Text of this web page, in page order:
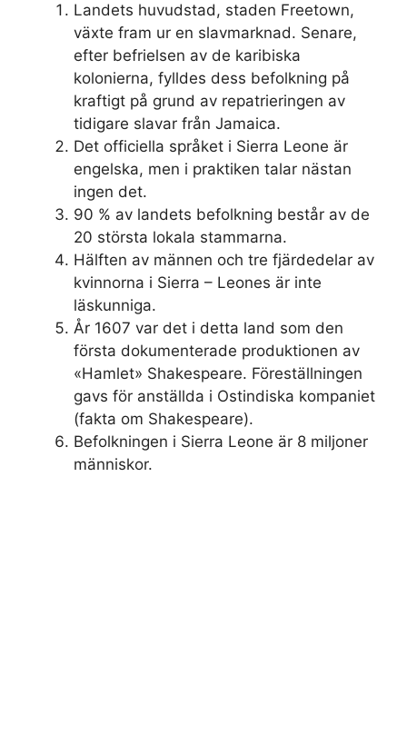
Landets huvudstad, staden Freetown,
växte fram ur en slavmarknad. Senare,
efter befrielsen av de karibiska
kolonierna, fylldes dess befolkning på
kraftigt på grund av repatrieringen av
tidigare slavar från Jamaica.
Det officiella språket i Sierra Leone är
engelska, men i praktiken talar nästan
ingen det.
90 % av landets befolkning består av de
20 största lokala stammarna.
Hälften av männen och tre fjärdedelar av
kvinnorna i Sierra – Leones är inte
läskunniga.
År 1607 var det i detta land som den
första dokumenterade produktionen av
«Hamlet» Shakespeare. Föreställningen
gavs för anställda i Ostindiska kompaniet
(fakta om Shakespeare).
Befolkningen i Sierra Leone är 8 miljoner
människor.